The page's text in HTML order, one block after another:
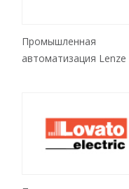
Промышленная
автоматизация Lenze